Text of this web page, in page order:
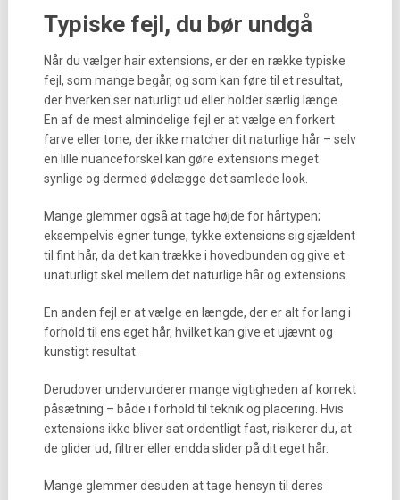
Typiske fejl, du bør undgå
Når du vælger hair extensions, er der en række typiske
fejl, som mange begår, og som kan føre til et resultat,
der hverken ser naturligt ud eller holder særlig længe.
En af de mest almindelige fejl er at vælge en forkert
farve eller tone, der ikke matcher dit naturlige hår – selv
en lille nuanceforskel kan gøre extensions meget
synlige og dermed ødelægge det samlede look.
Mange glemmer også at tage højde for hårtypen;
eksempelvis egner tunge, tykke extensions sig sjældent
til fint hår, da det kan trække i hovedbunden og give et
unaturligt skel mellem det naturlige hår og extensions.
En anden fejl er at vælge en længde, der er alt for lang i
forhold til ens eget hår, hvilket kan give et ujævnt og
kunstigt resultat.
Derudover undervurderer mange vigtigheden af korrekt
påsætning – både i forhold til teknik og placering. Hvis
extensions ikke bliver sat ordentligt fast, risikerer du, at
de glider ud, filtrer eller endda slider på dit eget hår.
Mange glemmer desuden at tage hensyn til deres